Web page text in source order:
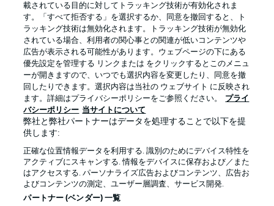
載されている目的に対してトラッキング技術が有効化されま
す。「すべて拒否する」を選択するか、同意を撤回すると、ト
ラッキング技術は無効化されます。トラッキング技術が無効化
されている場合、利用者の関心事との関連が低いコンテンツや
広告が表示される可能性があります。ウェブページの下にある
優先設定を管理する リンクまたは をクリックするとこのメニュ
ーが開きますので、いつでも選択内容を変更したり、同意を撤
回したりできます。選択内容は当社の ウェブサイト に反映され
ます。詳細はプライバシーポリシーをご参照ください。
プライ
バシーポリシー 当サイトについて
弊社と弊社パートナーはデータを処理することで以下を提
供します:
正確な位置情報データを利用する. 識別のためにデバイス特性を
アクティブにスキャンする. 情報をデバイスに保存および／また
はアクセスする. パーソナライズ広告およびコンテンツ、広告お
よびコンテンツの測定、ユーザー層調査、サービス開発.
パートナー (ベンダー) 一覧